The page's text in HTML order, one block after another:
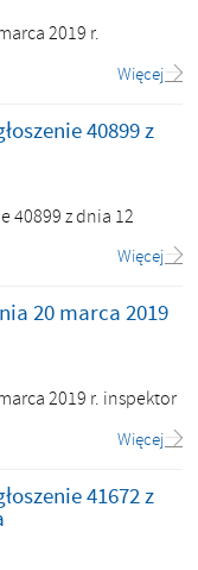
2019 r.
Więcej
40899 z
40899 z dnia 12
Więcej
20 marca 2019
2019 r. inspektor
Więcej
41672 z